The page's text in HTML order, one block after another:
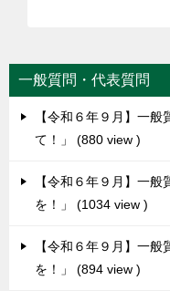
ョ
ン
一般質問・代表質問
【令和６年９月】一
て！」
880 view
【令和６年９月】一
を！」
1034 view
【令和６年９月】一
を！」
894 view